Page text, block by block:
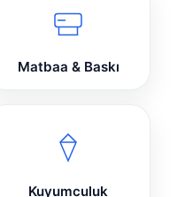
Matbaa & Baskı
Kuyumculuk